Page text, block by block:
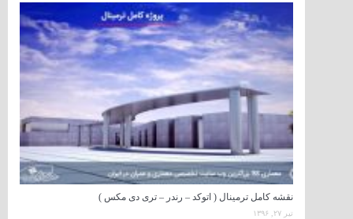
نقشه کامل ترمینال ( اتوکد – رندر – تری دی مکس )
تیر ۲۷, ۱۳۹۶